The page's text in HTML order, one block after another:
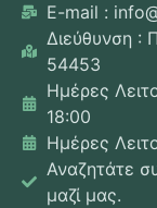
E-mail :
Διεύθυνση :
54453
Ημέρες
18:00
Ημέρες
Αναζητάτε
μαζί μας.